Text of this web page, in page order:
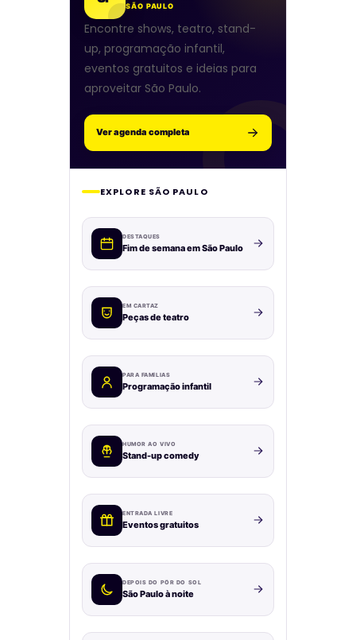
SÃO PAULO
Encontre shows, teatro, stand-
up, programação infantil,
eventos gratuitos e ideias para
aproveitar São Paulo.
Ver agenda completa
EXPLORE SÃO PAULO
DESTAQUES
Fim de semana em São Paulo
EM CARTAZ
Peças de teatro
PARA FAMÍLIAS
Programação infantil
HUMOR AO VIVO
Stand-up comedy
ENTRADA LIVRE
Eventos gratuitos
DEPOIS DO PÔR DO SOL
São Paulo à noite